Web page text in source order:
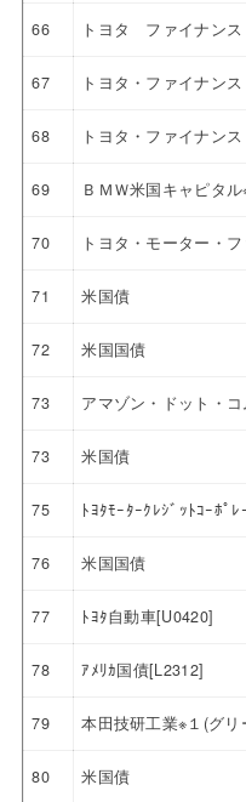
66 トヨタ ファイナン
67 トヨタ・ファイナン
68 トヨタ・ファイナン
69 ＢＭＷ米国キャピタル
70 トヨタ・モーター・
71 米国債
72 米国国債
73 アマゾン・ドット・コ
73 米国債
75 ﾄﾖﾀﾓｰﾀｰｸﾚｼﾞｯﾄｺｰﾎﾟ
76 米国国債
77 ﾄﾖﾀ自動車[U0420]
78 ｱﾒﾘｶ国債[L2312]
79 本田技研工業※１(グリ
80 米国債